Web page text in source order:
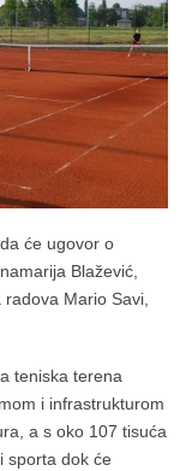
će ugovor o
Blažević,
Mario Savi,
teniska terena
i infrastrukturom
a s oko 107 tisuća
sporta dok će